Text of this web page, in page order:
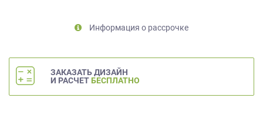
Информация о рассрочке
ЗАКАЗАТЬ ДИЗАЙН
И РАСЧЕТ БЕСПЛАТНО
метрическими
программами